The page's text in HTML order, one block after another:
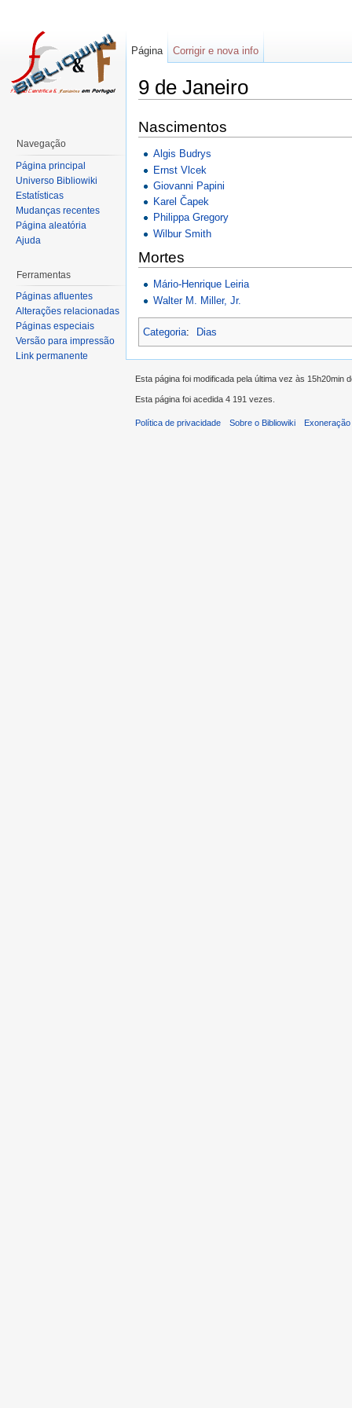
9 de Janeiro
Nascimentos
Algis Budrys
Ernst Vlcek
Giovanni Papini
Karel Čapek
Philippa Gregory
Wilbur Smith
Mortes
Mário-Henrique Leiria
Walter M. Miller, Jr.
Categoria: Dias
Página Corrigir e nova info
Navegação
Página principal
Universo Bibliowiki
Estatísticas
Mudanças recentes
Página aleatória
Ajuda
Ferramentas
Páginas afluentes
Alterações relacionadas
Páginas especiais
Versão para impressão
Link permanente
Esta página foi modificada pela última vez às 15h20min
Esta página foi acedida 4 191 vezes.
Política de privacidade Sobre o Bibliowiki